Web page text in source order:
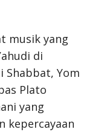
musik yang
di
Shabbat, Yom
Plato
yang
kepercayaan